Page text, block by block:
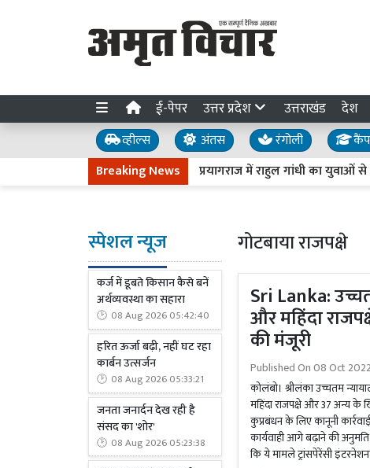
ई-पेपर उत्तर प्रदेश उत्तराखंड देश
व्हील्स अंतस रंगोली
Breaking Newsप्रयागराज में राहुल गांधी का युवाओं से आह्वान,
स्पेशल न्यूज
कर्ज में डूबते किसान कैसे बनें
अर्थव्यवस्था का सहारा
08 Aug 2026 05:42:40
हरित ऊर्जा बढ़ी, नहीं घट रहा
कार्बन उत्सर्जन
08 Aug 2026 05:33:21
जनता जनार्दन देख रही है
संसद का 'शोर'
08 Aug 2026 05:23:38
गोटबाया राजपक्षे
Sri Lanka:
और महिंदा
की मंजूरी
Published On08 Oct
कोलंबो। श्रीलंका उच्चतम न्यायालय
महिंदा राजपक्षे और 37 अन्य के
कुप्रबंधन के लिए कानूनी
कार्यवाही आगे बढ़ाने की
कि ये मामले ट्रांसपेरेंसी